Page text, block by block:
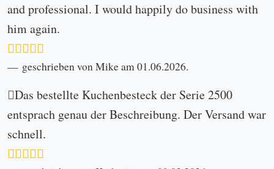
and professional. I would happily do business with
him again.
geschrieben von Mike am 01.06.2026.
Das bestellte Kuchenbesteck der Serie 2500
entsprach genau der Beschreibung. Der Versand war
schnell.